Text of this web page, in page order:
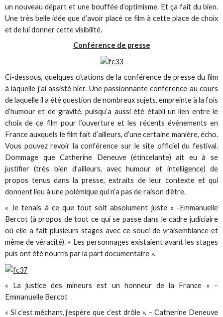
un nouveau départ et une bouffée d’optimisme. Et ça fait du bien.
Une très belle idée que d’avoir placé ce film à cette place de choix
et de lui donner cette visibilité.
Conférence de presse
Ci-dessous, quelques citations de la conférence de presse du film
à laquelle j’ai assisté hier. Une passionnante conférence au cours
de laquelle il a été question de nombreux sujets, empreinte à la fois
d’humour et de gravité, puisqu’a aussi été établi un lien entre le
choix de ce film pour l’ouverture et les récents événements en
France auxquels le film fait d’ailleurs, d’une certaine manière, écho.
Vous pouvez revoir la conférence sur le site officiel du festival.
Dommage que Catherine Deneuve (étincelante) ait eu à se
justifier (très bien d’ailleurs, avec humour et intelligence) de
propos tenus dans la presse, extraits de leur contexte et qui
donnent lieu à une polémique qui n’a pas de raison d’être.
« Je tenais à ce que tout soit absolument juste » -Emmanuelle
Bercot (à propos de tout ce qui se passe dans le cadre judiciaire
où elle a fait plusieurs stages avec ce souci de vraisemblance et
même de véracité). « Les personnages existaient avant les stages
puis ont été nourris par la part documentaire ».
« La justice des mineurs est un honneur de la France » –
Emmanuelle Bercot
« Si c’est méchant, j’espère que c’est drôle ». – Catherine Deneuve